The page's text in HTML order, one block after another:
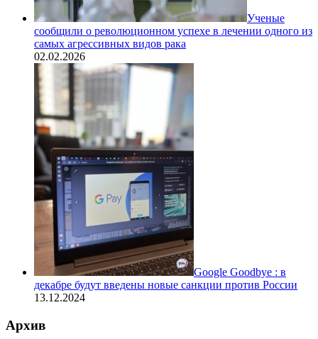
Ученые
сообщили о революционном успехе в лечении одного из
самых агрессивных видов рака
02.02.2026
Google Goodbye : в
декабре будут введены новые санкции против России
13.12.2024
Архив